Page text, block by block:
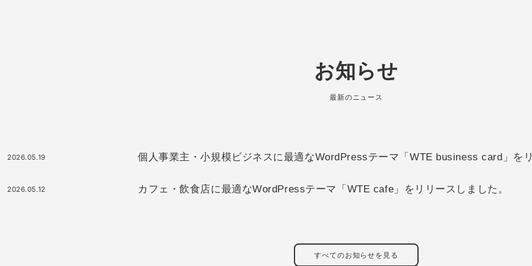
お知らせ
最新のニュース
2026.05.19 個人事業主・小規模ビジネスに最適なWordPressテーマ「WTE business card」を
2026.05.12 カフェ・飲食店に最適なWordPressテーマ「WTE cafe」をリリースしました。
すべてのお知らせを見る